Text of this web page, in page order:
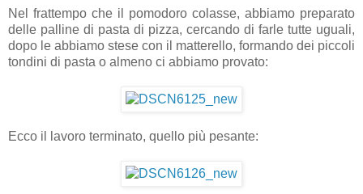
Nel frattempo che il pomodoro colasse, abbiamo preparato
delle palline di pasta di pizza, cercando di farle tutte uguali,
dopo le abbiamo stese con il matterello, formando dei piccoli
tondini di pasta o almeno ci abbiamo provato:
Ecco il lavoro terminato, quello più pesante: